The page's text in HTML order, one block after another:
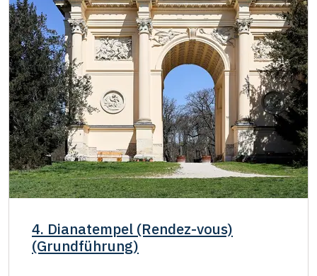
4. Dianatempel (Rendez-vous)
(Grundführung)